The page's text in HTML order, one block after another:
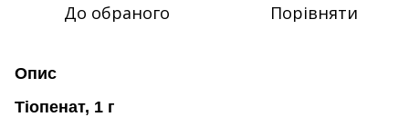
До обраного Порівняти
Опис
Тіопенат, 1 г